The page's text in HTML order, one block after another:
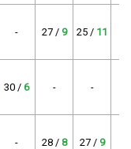
- 27 / 9 25 / 11
30 / 6 - -
- 28 / 8 27 / 9